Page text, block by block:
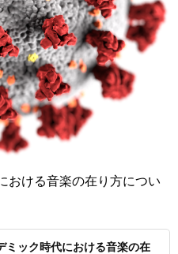
おける音楽の在り方につい
ミック時代における音楽の在